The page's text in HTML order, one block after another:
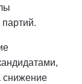
снижение